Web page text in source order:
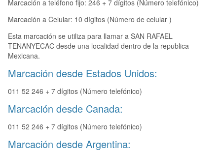
Marcación a teléfono fijo: 246 + 7 dígitos (Número telefónico)
Marcación a Celular: 10 dígitos (Número de celular )
Esta marcación se utiliza para llamar a SAN RAFAEL
TENANYECAC desde una localidad dentro de la republica
Mexicana.
Marcación desde Estados Unidos:
011 52 246 + 7 dígitos (Número telefónico)
Marcación desde Canada:
011 52 246 + 7 dígitos (Número telefónico)
Marcación desde Argentina: